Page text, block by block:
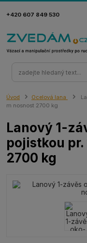
+420 607 849 530
Úvod Ocelová lana
m nosnost 2700 kg
Lanový 1-
pojistkou pr.
2700 kg